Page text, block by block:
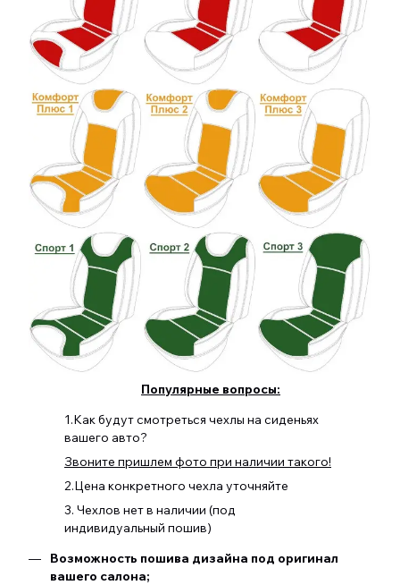
Популярные вопросы:
1.Как будут смотреться чехлы на сиденьях
вашего авто?
Звоните пришлем фото при наличии такого!
2.Цена конкретного чехла уточняйте
3. Чехлов нет в наличии (под
индивидуальный пошив)
Возможность пошива дизайна под оригинал
вашего салона;